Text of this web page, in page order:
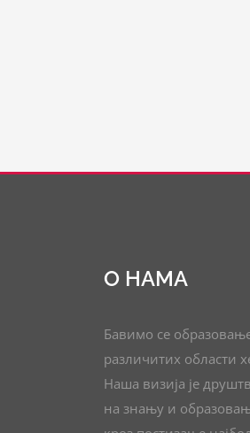
О НАМА
Бавимо се
различитих области
Наша визија је
на знању и